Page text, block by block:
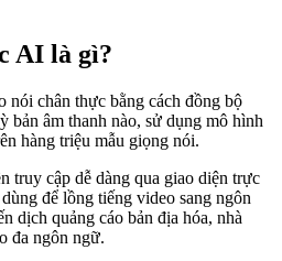
AI là gì?
nói chân thực bằng cách đồng bộ
bản âm thanh nào, sử dụng mô hình
hàng triệu mẫu giọng nói.
truy cập dễ dàng qua giao diện trực
để lồng tiếng video sang ngôn
dịch quảng cáo bản địa hóa, nhà
đa ngôn ngữ.